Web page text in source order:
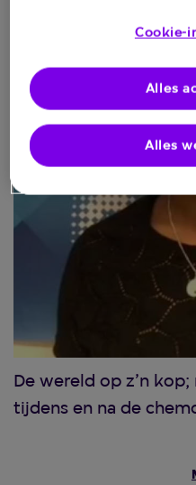
De wereld op z’n
tijdens en na de
Cookie-
Alles
Alles